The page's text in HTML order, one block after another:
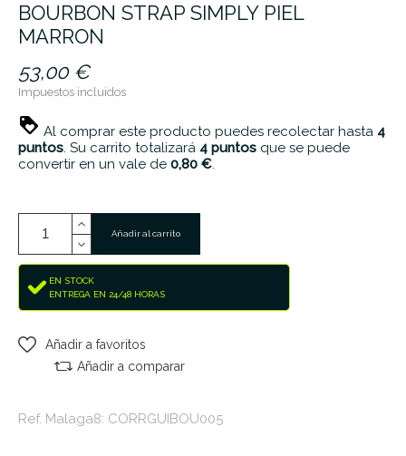
BOURBON STRAP SIMPLY PIEL
MARRON
53,00 €
Impuestos incluidos
Al comprar este producto puedes recolectar hasta 4
puntos. Su carrito totalizará 4 puntos que se puede
convertir en un vale de 0,80 €.
Añadir al carrito
EN STOCK
ENTREGA EN 24/48 HORAS
Añadir a favoritos
Añadir a comparar
Ref. Malaga8: CORRGUIBOU005